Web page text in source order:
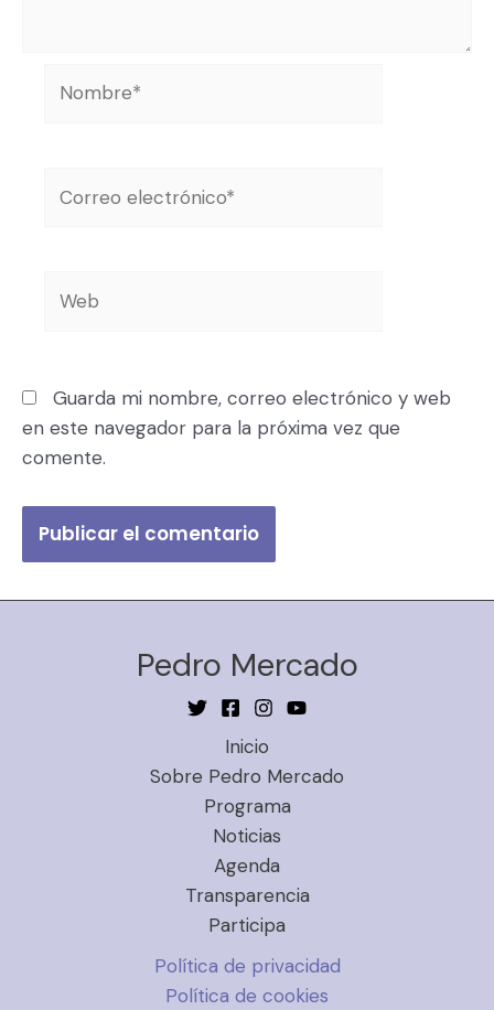
Guarda mi nombre, correo electrónico y web
en este navegador para la próxima vez que
comente.
Pedro Mercado
Inicio
Sobre Pedro Mercado
Programa
Noticias
Agenda
Transparencia
Participa
Política de privacidad
Política de cookies